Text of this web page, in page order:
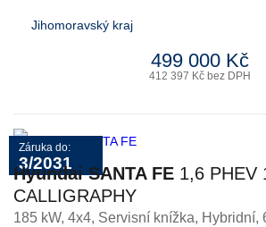
Jihomoravský kraj
499 000 Kč
412 397 Kč bez DPH
Záruka do:
3/2031
Hyundai SANTA FE 1,6 PHEV
CALLIGRAPHY
185 kW, 4x4, Servisní knížka, Hybridní,